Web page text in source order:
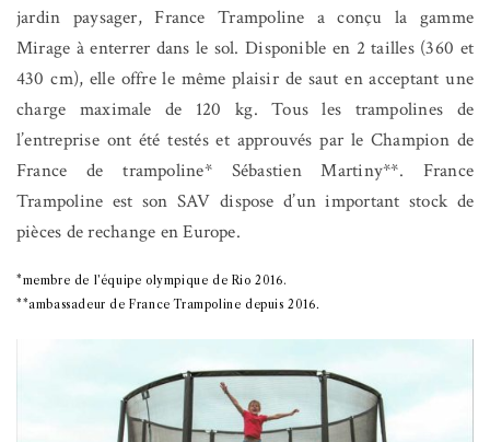
jardin paysager, France Trampoline a conçu la gamme
Mirage à enterrer dans le sol. Disponible en 2 tailles (360 et
430 cm), elle offre le même plaisir de saut en acceptant une
charge maximale de 120 kg. Tous les trampolines de
l’entreprise ont été testés et approuvés par le Champion de
France de trampoline* Sébastien Martiny**. France
Trampoline est son SAV dispose d’un important stock de
pièces de rechange en Europe.
*membre de l’équipe olympique de Rio 2016.
**ambassadeur de France Trampoline depuis 2016.